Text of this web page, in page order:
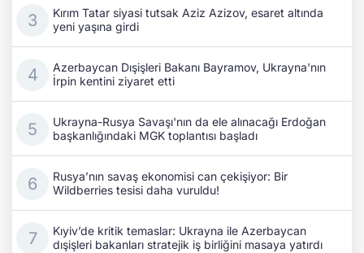
Kırım Tatar siyasi tutsak Aziz Azizov, esaret altında
yeni yaşına girdi
Azerbaycan Dışişleri Bakanı Bayramov, Ukrayna'nın
İrpin kentini ziyaret etti
Ukrayna-Rusya Savaşı'nın da ele alınacağı Erdoğan
başkanlığındaki MGK toplantısı başladı
Rusya’nın savaş ekonomisi can çekişiyor: Bir
Wildberries tesisi daha vuruldu!
Kıyiv’de kritik temaslar: Ukrayna ile Azerbaycan
dışişleri bakanları stratejik iş birliğini masaya yatırdı